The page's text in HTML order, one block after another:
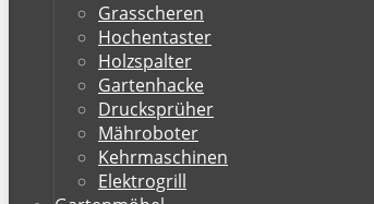
Grasscheren
Hochentaster
Holzspalter
Gartenhacke
Drucksprüher
Mähroboter
Kehrmaschinen
Elektrogrill